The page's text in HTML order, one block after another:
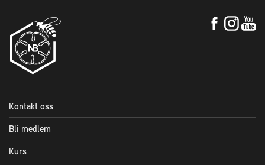
Kontakt oss
Bli medlem
Kurs